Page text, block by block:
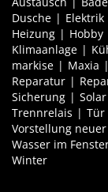
Dusche
Elektrik
Heizung
Hobby
Klimaanlage
markise
Maxia
Reparatur
Sicherung
Solar
Trennrelais
Tür
Vorstellung
Wasser im
Winter